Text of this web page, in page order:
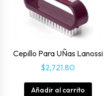
Cepillo Para UÑas Lanossi
$2,721.80
Añadir al carrito